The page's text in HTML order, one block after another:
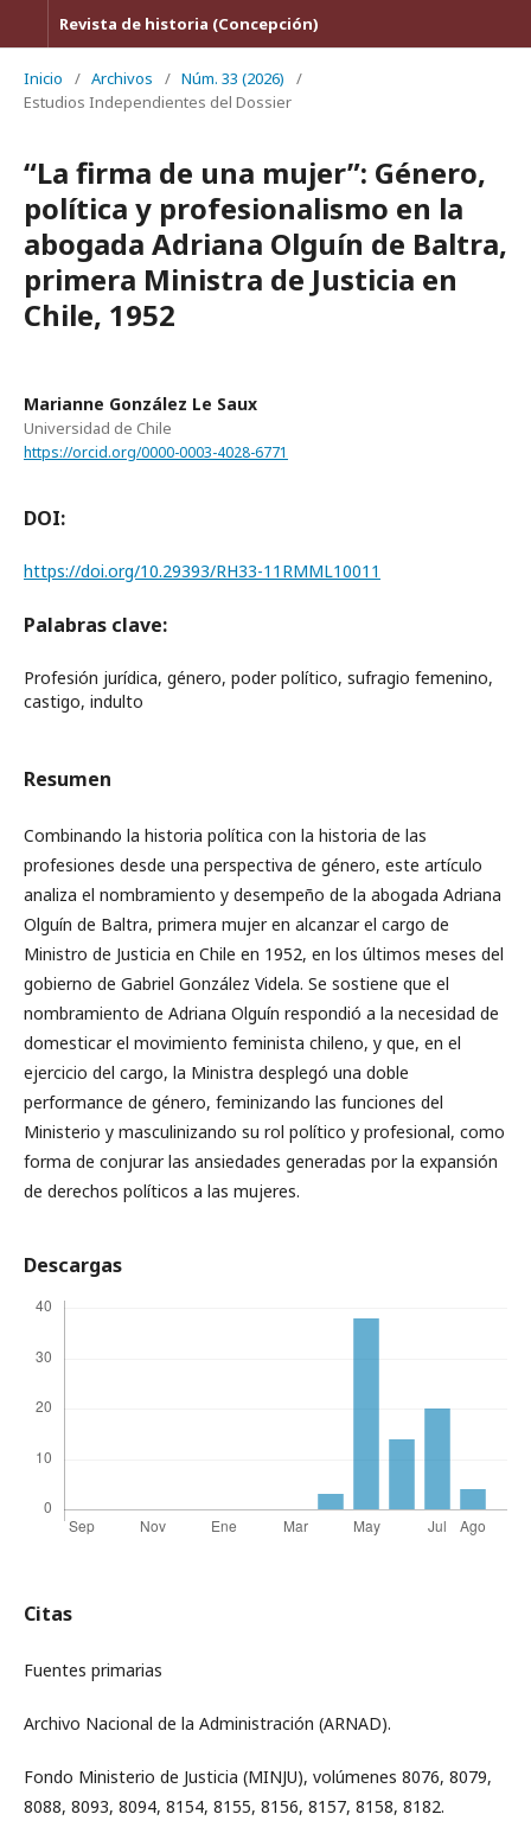
Revista de historia (Concepción)
Inicio / Archivos / Núm. 33 (2026)
/
Estudios Independientes del Dossier
“La firma de una mujer”: Género,
política y profesionalismo en la
abogada Adriana Olguín de Baltra,
primera Ministra de Justicia en
Chile, 1952
Marianne González Le Saux
Universidad de Chile
https://orcid.org/0000-0003-4028-6771
DOI:
https://doi.org/10.29393/RH33-11RMML10011
Palabras clave:
Profesión jurídica, género, poder político, sufragio femenino,
castigo, indulto
Resumen
Combinando la historia política con la historia de las
profesiones desde una perspectiva de género, este artículo
analiza el nombramiento y desempeño de la abogada Adriana
Olguín de Baltra, primera mujer en alcanzar el cargo de
Ministro de Justicia en Chile en 1952, en los últimos meses del
gobierno de Gabriel González Videla. Se sostiene que el
nombramiento de Adriana Olguín respondió a la necesidad de
domesticar el movimiento feminista chileno, y que, en el
ejercicio del cargo, la Ministra desplegó una doble
performance de género, feminizando las funciones del
Ministerio y masculinizando su rol político y profesional, como
forma de conjurar las ansiedades generadas por la expansión
de derechos políticos a las mujeres.
Descargas
Citas
Fuentes primarias
Archivo Nacional de la Administración (ARNAD).
Fondo Ministerio de Justicia (MINJU), volúmenes 8076, 8079,
8088, 8093, 8094, 8154, 8155, 8156, 8157, 8158, 8182.